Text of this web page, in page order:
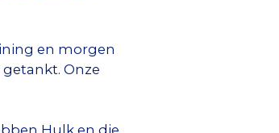
en morgen
Onze
Hulk en die